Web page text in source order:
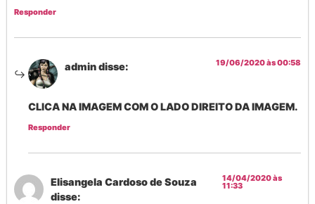
Responder
admindisse: 19/06/2020 às 00:58
CLICA NA IMAGEM COM O LADO DIREITO DA IMAGEM.
Responder
Elisangela Cardoso de Souza
disse:
14/04/2020 às
11:33